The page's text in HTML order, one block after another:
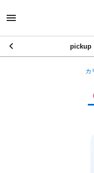
pickup
カ